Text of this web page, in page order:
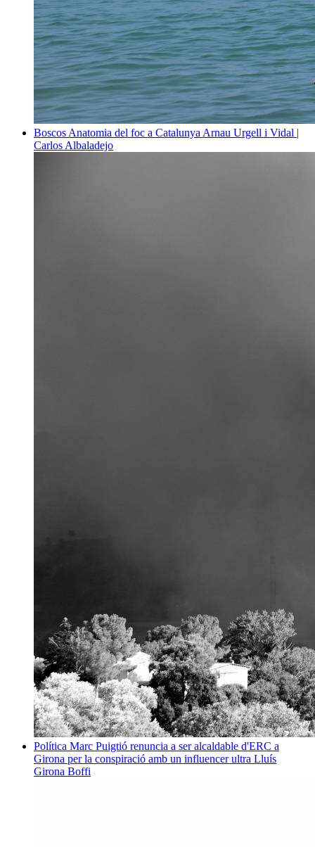
Boscos Anatomia del foc a Catalunya Arnau Urgell i Vidal |
Carlos Albaladejo
Política Marc Puigtió renuncia a ser alcaldable d'ERC a
Girona per la conspiració amb un influencer ultra Lluís
Girona Boffi